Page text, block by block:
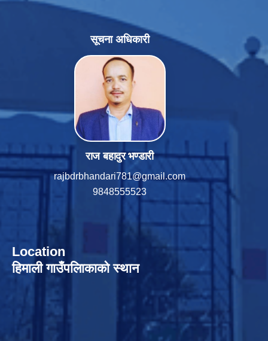
सूचना अधिकारी
राज बहादुर भण्डारी
rajbdrbhandari781@gmail.com
9848555523
Location
हिमाली गाउँपलािकाको स्थान